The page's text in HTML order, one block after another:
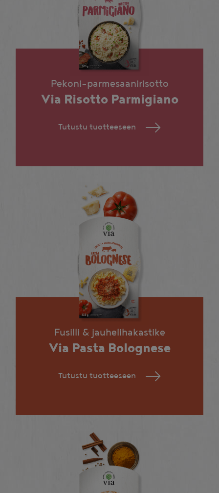
Pekoni-parmesaanirisotto
Via Risotto Parmigiano
Tutustu tuotteeseen
Fusilli & jauhelihakastike
Via Pasta Bolognese
Tutustu tuotteeseen